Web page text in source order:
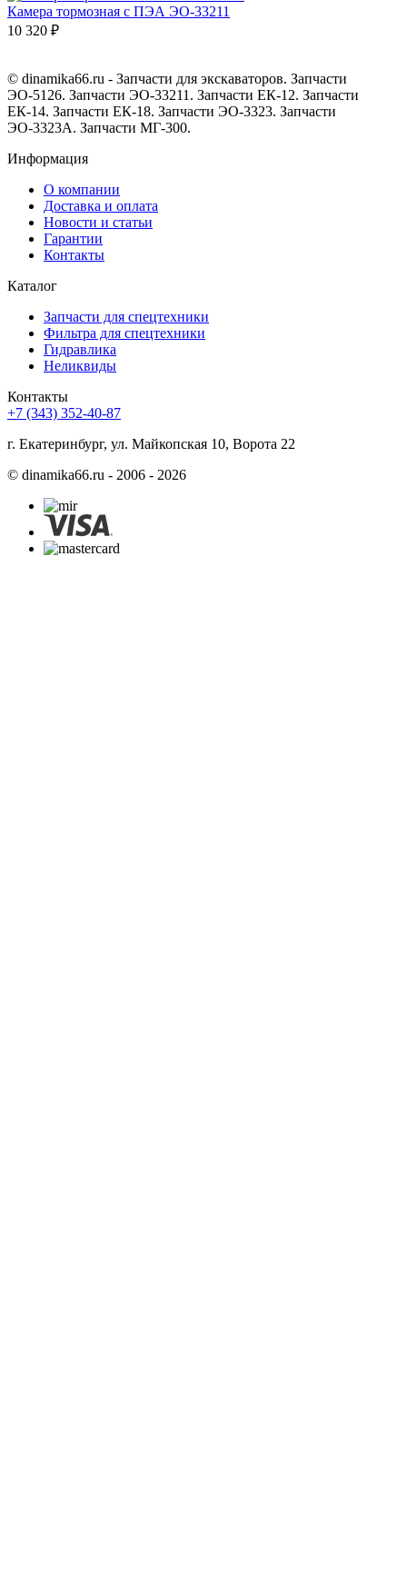
Камера тормозная с ПЭА ЭО-33211
10 320 ₽
© dinamika66.ru - Запчасти для экскаваторов. Запчасти
ЭО-5126. Запчасти ЭО-33211. Запчасти ЕК-12. Запчасти
ЕК-14. Запчасти ЕК-18. Запчасти ЭО-3323. Запчасти
ЭО-3323А. Запчасти МГ-300.
Информация
О компании
Доставка и оплата
Новости и статьи
Гарантии
Контакты
Каталог
Запчасти для спецтехники
Фильтра для спецтехники
Гидравлика
Неликвиды
Контакты
+7 (343) 352-40-87
г. Екатеринбург, ул. Майкопская 10, Ворота 22
© dinamika66.ru - 2006 - 2026